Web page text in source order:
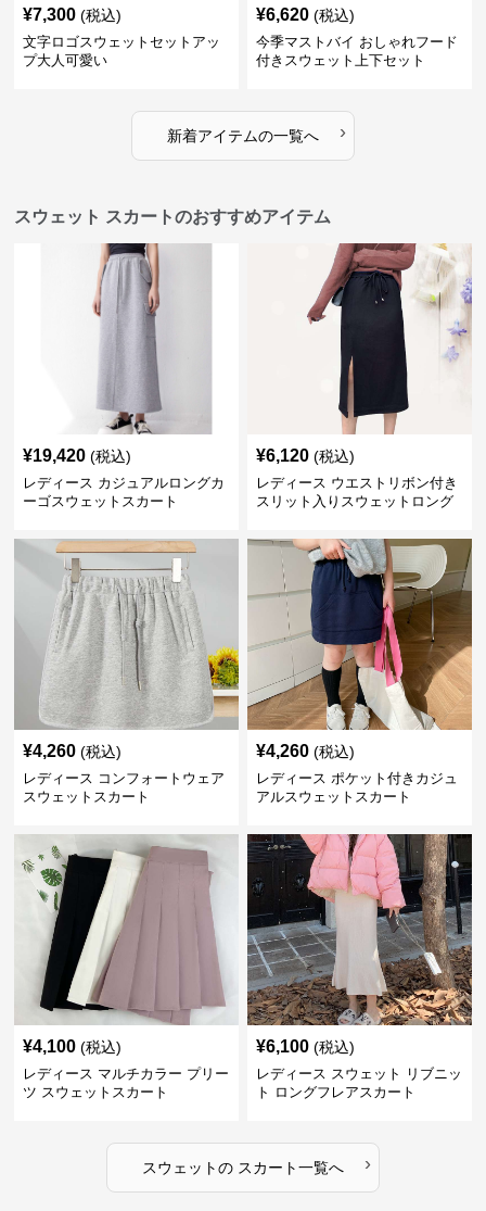
¥7,300 (税込)
文字ロゴスウェットセットアッ
プ大人可愛い
¥6,620 (税込)
今季マストバイ おしゃれフード
付きスウェット上下セット
新着アイテムの一覧へ ›
スウェット スカートのおすすめアイテム
¥19,420 (税込)
レディース カジュアルロングカ
ーゴスウェットスカート
¥6,120 (税込)
レディース ウエストリボン付き
スリット入りスウェットロング
¥4,260 (税込)
レディース コンフォートウェア
スウェットスカート
¥4,260 (税込)
レディース ポケット付きカジュ
アルスウェットスカート
¥4,100 (税込)
レディース マルチカラー プリー
ツ スウェットスカート
¥6,100 (税込)
レディース スウェット リブニッ
ト ロングフレアスカート
スウェットのスカート一覧へ ›